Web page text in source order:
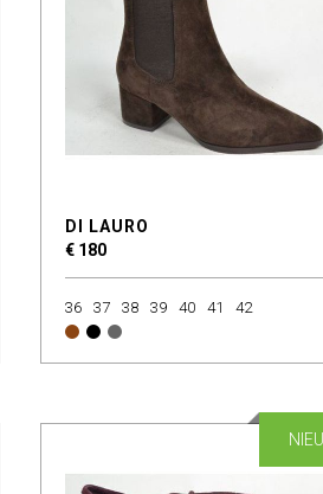
DI LAURO
€ 180
36 37 38 39 40 41 42